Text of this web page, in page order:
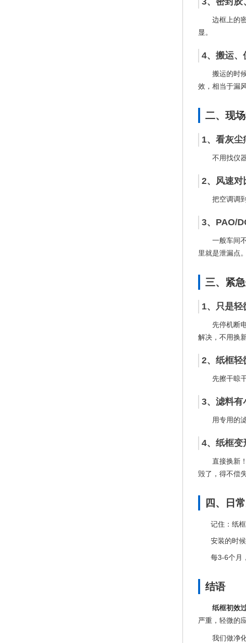
边框上的
显。
4、搬运、
搬运的时
效，相当于漏风
二、现
1、看灰尘
不用找仪
2、风速对
把空调调
3、PAO/
一般车间
里就是泄漏点。
三、紧
1、只是轻
先停机断
解决，不用换新
2、纸框轻
先擦干晾
3、滤料有
用专用的
4、纸框变
直接换新
毁了，得不偿失
四、日
记住：纸
安装的时
每3-6个月
结语
纸框初效
严重，轻微的
我们做净